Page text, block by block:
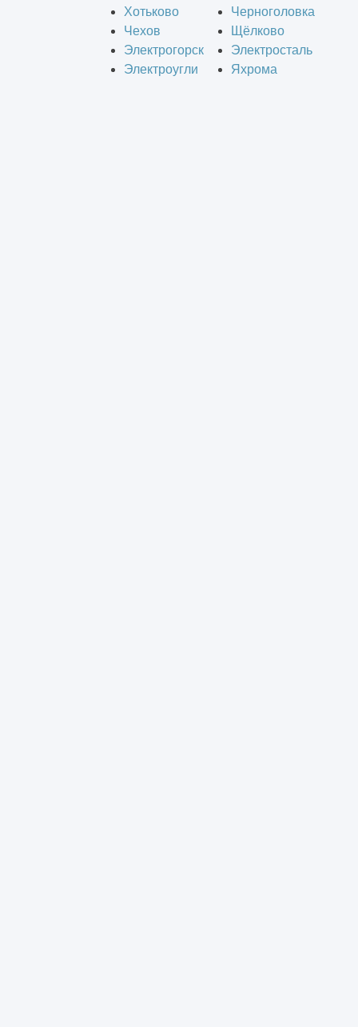
Хотьково
Черноголовка
Чехов
Щёлково
Электрогорск
Электросталь
Электроугли
Яхрома